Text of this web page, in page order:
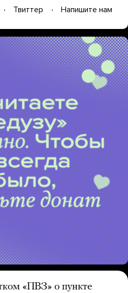
Твиттер Напишите нам
«ПВЗ» о пункте